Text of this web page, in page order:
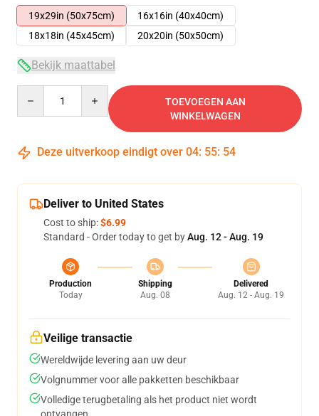
19x29in (50x75cm)
16x16in (40x40cm)
18x18in (45x45cm)
20x20in (50x50cm)
Bekijk maattabel
TOEVOEGEN AAN
WINKELWAGEN
Deze uitverkoop eindigt over 04: 55: 53
Deliver to United States
Cost to ship:$6.99
Standard - Order today to get byAug. 12 - Aug. 19
Production
Today
Shipping
Aug. 08
Delivered
Aug. 12 - Aug. 19
Veilige transactie
Wereldwijde levering aan uw deur
Volgnummer voor alle pakketten beschikbaar
Volledige terugbetaling als het product niet wordt